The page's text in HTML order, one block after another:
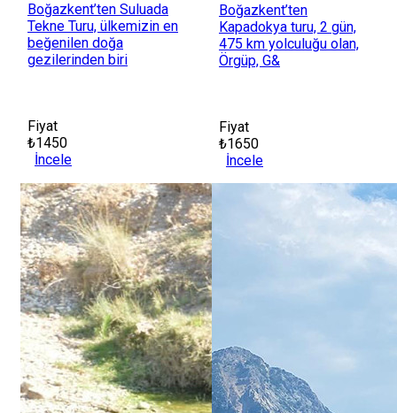
Boğazkent’ten Suluada
Tekne Turu, ülkemizin en
beğenilen doğa
gezilerinden biri
Fiyat
₺1450
İncele
Boğazkent’ten
Kapadokya turu, 2 gün,
475 km yolculuğu olan,
Örgüp, G&
Fiyat
₺1650
İncele